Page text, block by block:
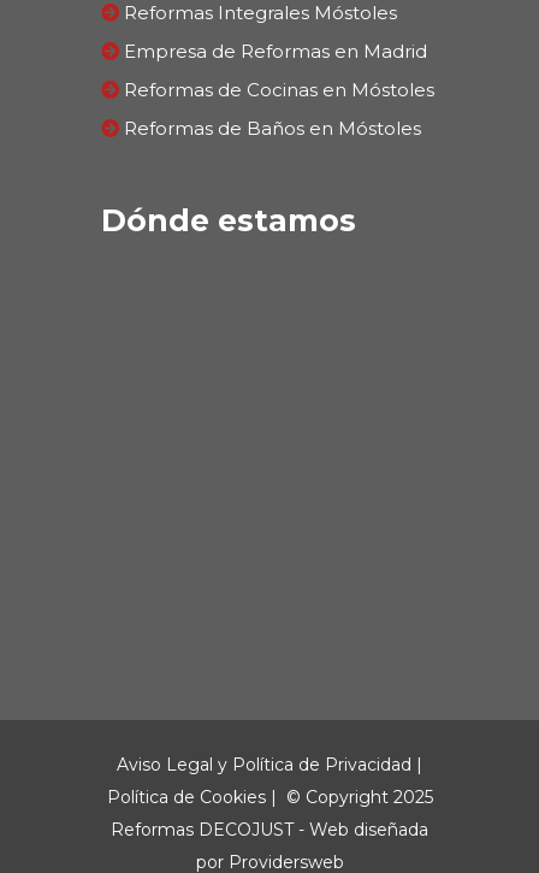
Reformas Integrales Móstoles
Empresa de Reformas en Madrid
Reformas de Cocinas en Móstoles
Reformas de Baños en Móstoles
Dónde estamos
Aviso Legal y Política de Privacidad |
Política de Cookies| © Copyright 2025
Reformas DECOJUST - Web diseñada
por Providersweb